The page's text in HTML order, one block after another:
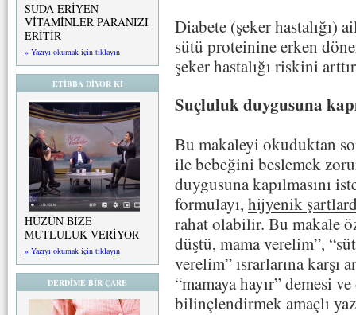
SUDA ERİYEN
VİTAMİNLER PARANIZI
ERİTİR
» Yazıyı okumak için tıklayın
ETİBBA DİYOR Kİ
HÜZÜN BİZE
MUTLULUK VERİYOR
» Yazıyı okumak için tıklayın
DERDİME BİR ÇARE
Diabete (şeker hastalığı)
sütü proteinine erken
şeker hastalığı riskini
Suçluluk duygusuna
Bu makaleyi okuduktan
ile bebeğini beslemek
duygusuna kapılmasını
formulayı, hijyenik
rahat olabilir. Bu makale
düştü, mama verelim”,
verelim” ısrarlarına
“mamaya hayır” demesi
bilinçlendirmek amaçlı